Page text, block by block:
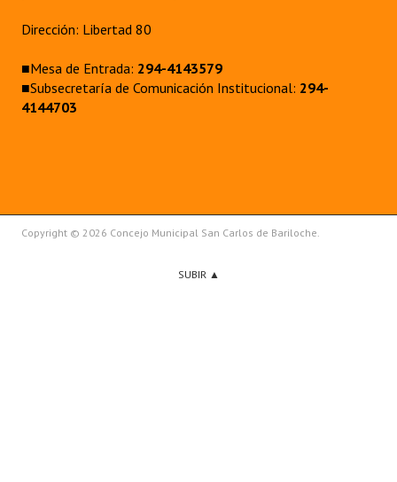
Dirección: Libertad 80
■Mesa de Entrada: 294-4143579
■Subsecretaría de Comunicación Institucional: 294-
4144703
Copyright © 2026 Concejo Municipal San Carlos de Bariloche.
SUBIR ▲